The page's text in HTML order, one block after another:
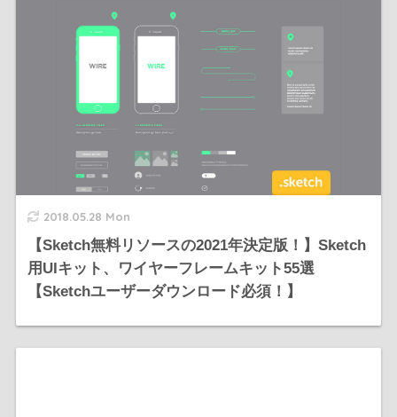
2018.05.28 Mon
【Sketch無料リソースの2021年決定版！】Sketch
用UIキット、ワイヤーフレームキット55選
【Sketchユーザーダウンロード必須！】